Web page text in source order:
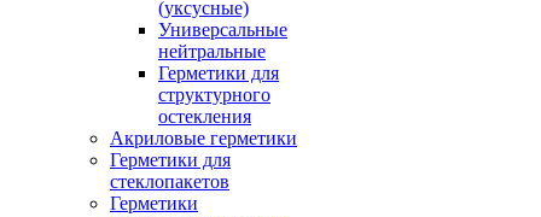
(уксусные)
Универсальные
нейтральные
Герметики для
структурного
остекления
Акриловые герметики
Герметики для
стеклопакетов
Герметики